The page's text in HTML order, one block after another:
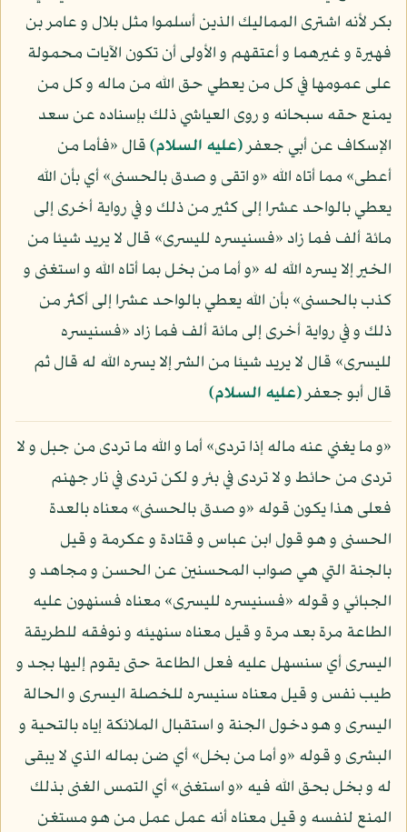
بكر لأنه اشترى المماليك الذين أسلموا مثل بلال و عامر بن
فهيرة و غيرهما و أعتقهم و الأولى أن تكون الآيات محمولة
على عمومها في كل من يعطي حق الله من ماله و كل من
يمنع حقه سبحانه و روى العياشي ذلك بإسناده عن سعد
الإسكاف عن أبي جعفر(عليه السلام)قال «فأما من
أعطى» مما أتاه الله «و اتقى و صدق بالحسنى» أي بأن الله
يعطي بالواحد عشرا إلى كثير من ذلك و في رواية أخرى إلى
مائة ألف فما زاد «فسنيسره لليسرى» قال لا يريد شيئا من
الخير إلا يسره الله له «و أما من بخل بما أتاه الله و استغنى و
كذب بالحسنى» بأن الله يعطي بالواحد عشرا إلى أكثر من
ذلك و في رواية أخرى إلى مائة ألف فما زاد «فسنيسره
لليسرى» قال لا يريد شيئا من الشر إلا يسره الله له قال ثم
قال أبو جعفر(عليه السلام)
«و ما يغني عنه ماله إذا تردى» أما و الله ما تردى من جبل و لا
تردى من حائط و لا تردى في بئر و لكن تردى في نار جهنم
فعلى هذا يكون قوله «و صدق بالحسنى» معناه بالعدة
الحسنى و هو قول ابن عباس و قتادة و عكرمة و قيل
بالجنة التي هي صواب المحسنين عن الحسن و مجاهد و
الجبائي و قوله «فسنيسره لليسرى» معناه فسنهون عليه
الطاعة مرة بعد مرة و قيل معناه سنهيئه و نوفقه للطريقة
اليسرى أي سنسهل عليه فعل الطاعة حتى يقوم إليها بجد و
طيب نفس و قيل معناه سنيسره للخصلة اليسرى و الحالة
اليسرى و هو دخول الجنة و استقبال الملائكة إياه بالتحية و
البشرى و قوله «و أما من بخل» أي ضن بماله الذي لا يبقى
له و بخل بحق الله فيه «و استغنى» أي التمس الغنى بذلك
المنع لنفسه و قيل معناه أنه عمل عمل من هو مستغن